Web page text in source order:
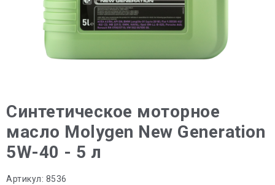
Синтетическое моторное
масло Molygen New Generation
5W-40 - 5 л
Артикул: 8536